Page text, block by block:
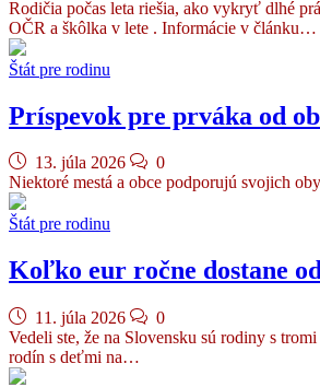
Rodičia počas leta riešia, ako vykryť dlhé
OČR a škôlka v lete . Informácie v článku…
Štát pre rodinu
Príspevok pre prváka od
13. júla 2026
0
Niektoré mestá a obce podporujú svojich
Štát pre rodinu
Koľko eur ročne dostane
11. júla 2026
0
Vedeli ste, že na Slovensku sú rodiny s
rodín s deťmi na…